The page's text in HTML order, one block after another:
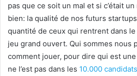
pas que ce soit un mal et si c’était
bien: la qualité de nos futurs
quantité de ceux qui rentrent dans
jeu grand ouvert. Qui sommes nous
comment jouer, pour dire qui est
ne l’est pas dans les 10.000